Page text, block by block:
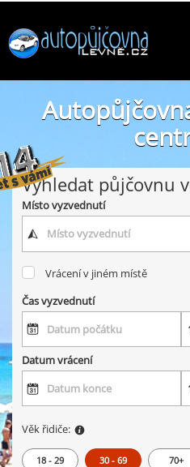
online autopůjčovny ve
Vyhledat půjčovnu
Místo vyzvednutí
Vrácení v jiném místě
Čas vyzvednutí
Datum vrácení
Věk řidiče:
18 - 29 30 - 69 70+